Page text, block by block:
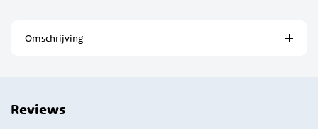
Omschrijving
Reviews